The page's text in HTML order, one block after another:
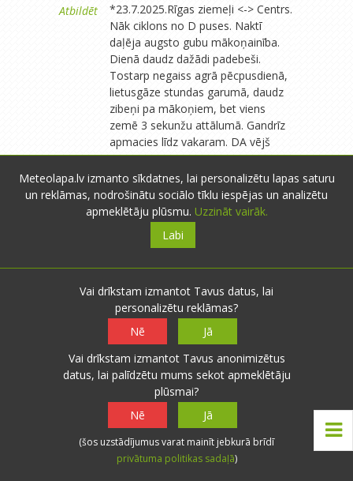
Atbildēt
*23.7.2025.Rīgas ziemeļi <-> Centrs.
Nāk ciklons no D puses. Naktī
daļēja augsto gubu mākoņainība.
Dienā daudz dažādi padebeši.
Tostarp negaiss agrā pēcpusdienā,
lietusgāze stundas garumā, daudz
zibeņi pa mākoņiem, bet viens
zemē 3 sekunžu attālumā. Gandrīz
apmacies līdz vakaram. DA vējš
1m/s. negaisā 3-5m/s. Gaisa
temperatūra: plkst. 3:00+14;
9:00+18; 15:00+24. 21:00+19.
24.07.2025 11:22
Naktī/no rīta nolijis lietus, apm. 10
mm. Patlaban viss pelēki mākoņains
un pilstošs, bet silts, T + 21,7°C
Atbildēt
Mārča - Liepāja - 1292 novērojumi
24.07.2025 13:09
🌡 Temperatūras ziņā vasara, šobrīd
jau ir precīzi normas
Meteolapa.lv izmanto sīkdatnes, lai personalizētu lapas saturu
un reklāmas, nodrošinātu sociālo tīklu iespējas un analizētu
apmeklētāju plūsmu. Uzzināt vairāk.
Labi
Vai drīkstam izmantot Tavus datus, lai
personalizētu reklāmas?
Nē
Jā
Vai drīkstam izmantot Tavus anonimizētus
datus, lai palīdzētu mums sekot apmeklētāju
plūsmai?
Nē
Jā
(šos uzstādījumus varat mainīt jebkurā brīdī
privātuma politikas sadaļā)